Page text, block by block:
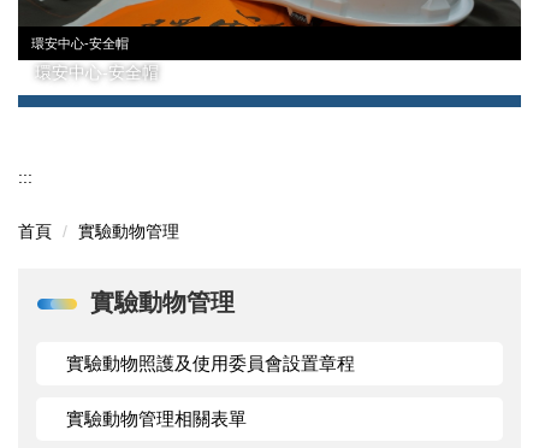
環安中心-安全帽
環安中心-安全帽
:::
首頁 實驗動物管理
實驗動物管理
實驗動物照護及使用委員會設置章程
實驗動物管理相關表單